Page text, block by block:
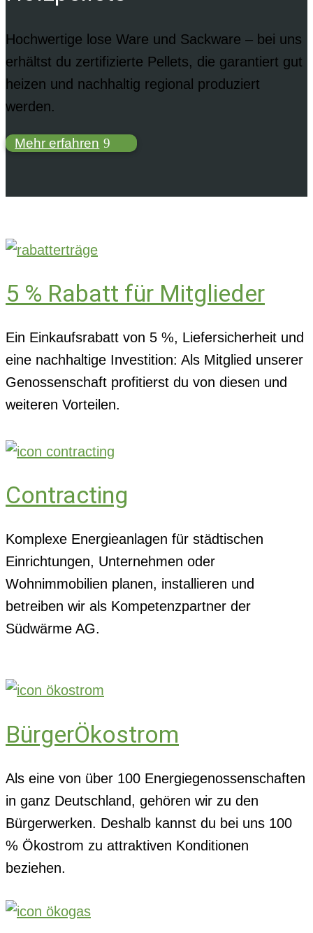
Hochwertige lose Ware und Sackware – bei uns
erhältst du zertifizierte Pellets, die garantiert gut
heizen und nachhaltig regional produziert
werden.
Mehr erfahren
5 % Rabatt für Mitglieder
Ein Einkaufsrabatt von 5 %, Liefersicherheit und
eine nachhaltige Investition: Als Mitglied unserer
Genossenschaft profitierst du von diesen und
weiteren Vorteilen.
Contracting
Komplexe Energieanlagen für städtischen
Einrichtungen, Unternehmen oder
Wohnimmobilien planen, installieren und
betreiben wir als Kompetenzpartner der
Südwärme AG.
BürgerÖkostrom
Als eine von über 100 Energiegenossenschaften
in ganz Deutschland, gehören wir zu den
Bürgerwerken. Deshalb kannst du bei uns 100
% Ökostrom zu attraktiven Konditionen
beziehen.